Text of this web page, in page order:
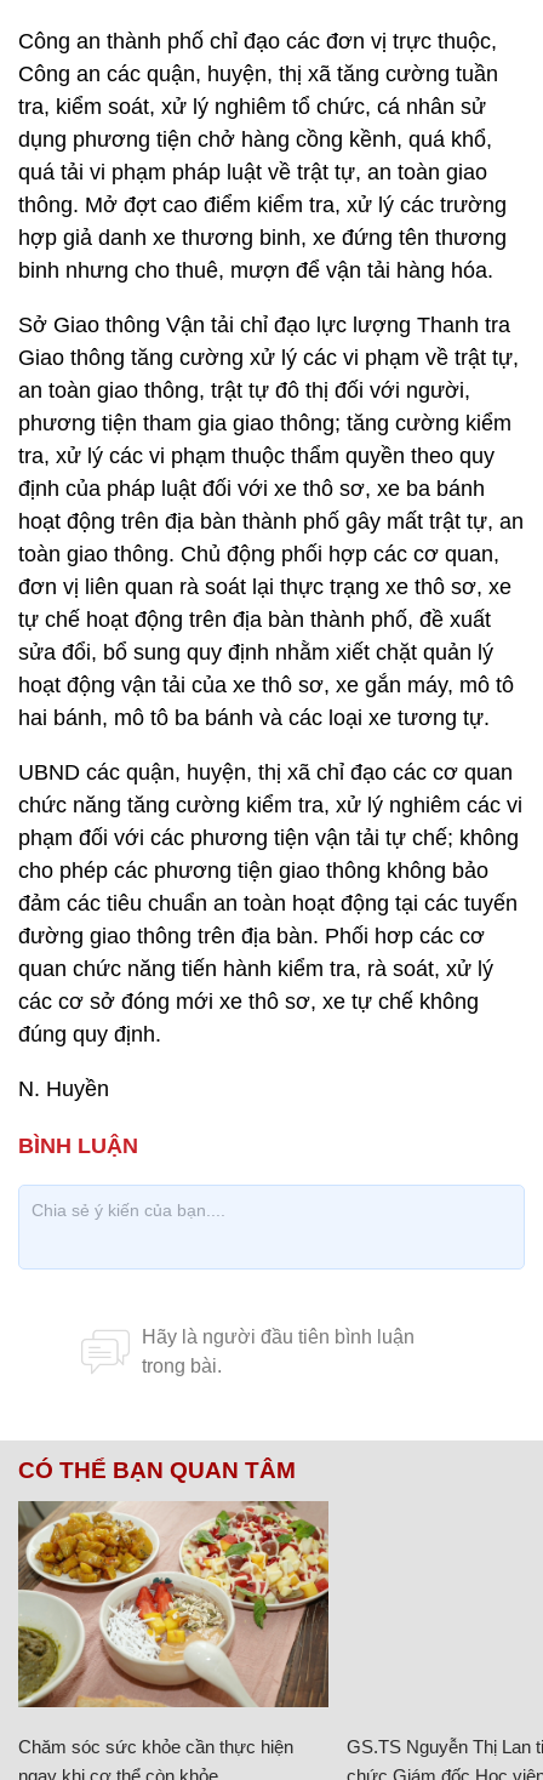
Công an thành phố chỉ đạo các đơn vị trực thuộc,
Công an các quận, huyện, thị xã tăng cường tuần
tra, kiểm soát, xử lý nghiêm tổ chức, cá nhân sử
dụng phương tiện chở hàng cồng kềnh, quá khổ,
quá tải vi phạm pháp luật về trật tự, an toàn giao
thông. Mở đợt cao điểm kiểm tra, xử lý các trường
hợp giả danh xe thương binh, xe đứng tên thương
binh nhưng cho thuê, mượn để vận tải hàng hóa.
Sở Giao thông Vận tải chỉ đạo lực lượng Thanh tra
Giao thông tăng cường xử lý các vi phạm về trật tự,
an toàn giao thông, trật tự đô thị đối với người,
phương tiện tham gia giao thông; tăng cường kiểm
tra, xử lý các vi phạm thuộc thẩm quyền theo quy
định của pháp luật đối với xe thô sơ, xe ba bánh
hoạt động trên địa bàn thành phố gây mất trật tự, an
toàn giao thông. Chủ động phối hợp các cơ quan,
đơn vị liên quan rà soát lại thực trạng xe thô sơ, xe
tự chế hoạt động trên địa bàn thành phố, đề xuất
sửa đổi, bổ sung quy định nhằm xiết chặt quản lý
hoạt động vận tải của xe thô sơ, xe gắn máy, mô tô
hai bánh, mô tô ba bánh và các loại xe tương tự.
UBND các quận, huyện, thị xã chỉ đạo các cơ quan
chức năng tăng cường kiểm tra, xử lý nghiêm các vi
phạm đối với các phương tiện vận tải tự chế; không
cho phép các phương tiện giao thông không bảo
đảm các tiêu chuẩn an toàn hoạt động tại các tuyến
đường giao thông trên địa bàn. Phối hơp các cơ
quan chức năng tiến hành kiểm tra, rà soát, xử lý
các cơ sở đóng mới xe thô sơ, xe tự chế không
đúng quy định.
N. Huyền
CÓ THỂ BẠN QUAN TÂM
Chăm sóc sức khỏe cần thực hiện
GS.TS Nguyễn Thị Lan